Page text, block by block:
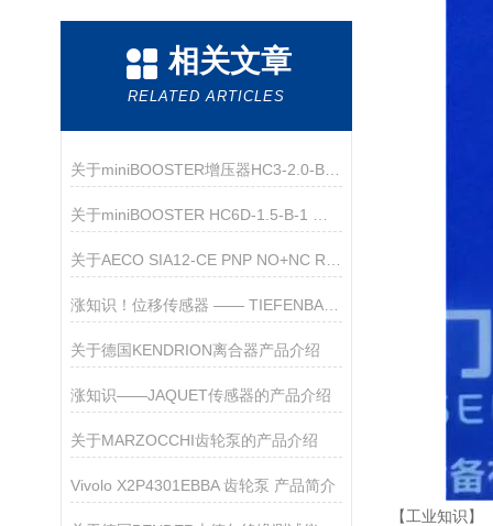
相关文章
RELATED ARTICLES
关于miniBOOSTER增压器HC3-2.0-B的产品介绍
涨知识！位移传感器 —— TIEFENBACH IKX177L212 L=2M 磁性传感器
关于德国KENDRION离合器产品介绍
涨知识——JAQUET传感器的产品介绍
关于MARZOCCHI齿轮泵的产品介绍
Vivolo X2P4301EBBA 齿轮泵 产品简介
【工业知识】